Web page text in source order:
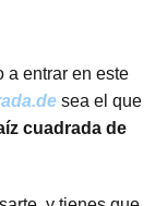
a entrar en este
sea el que
cuadrada de